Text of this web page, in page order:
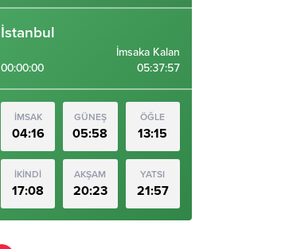
İstanbul
00:00:00
İmsaka Kalan
05:37:56
İMSAK
04:16
GÜNEŞ
05:58
ÖĞLE
13:15
İKİNDİ
17:08
AKŞAM
20:23
YATSI
21:57